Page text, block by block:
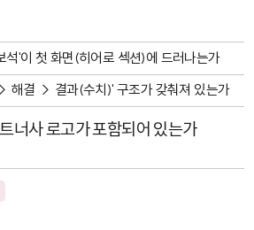
석'이 첫 화면(히어로 섹션)에 드러나는가
해결 → 결과(수치)' 구조가 갖춰져 있는가
너사 로고가 포함되어 있는가